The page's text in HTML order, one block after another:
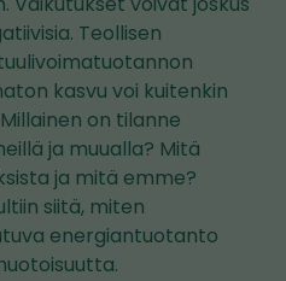
Teollisen
kasvu voi kuitenkin
on tilanne
ja muualla? Mitä
ja mitä emme?
siitä, miten
energiantuotanto